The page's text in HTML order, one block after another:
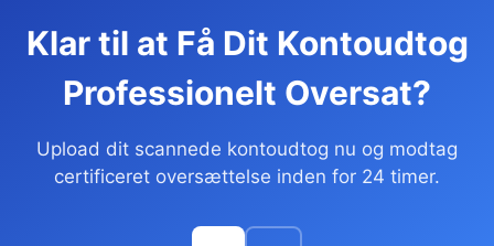
Klar til at Få Dit Kontoudtog
Professionelt Oversat?
Upload dit scannede kontoudtog nu og modtag
certificeret oversættelse inden for 24 timer.